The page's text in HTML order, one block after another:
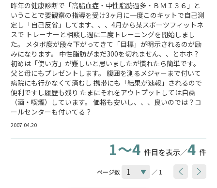
昨年の健康診断で「高脂血症・中性脂肪過多・ＢＭＩ３６」と
いうことで要観察の指導を受け3ヶ月に一度このキットで自己測
定し「自己反省」してます、、、4月から某スポーツフィットネ
スで トレーナーと相談し週に二度トレーニングを開始しまし
た。 メタボ度が段々下がってきて「目標」が明示されるのが励
みになります。 中性脂肪がまだ300を切れません、、とホホ？
初めは「使い方」が難しいと思いましたが慣れたら簡単です。
父と母にもプレゼントします。 腹囲を測るメジャーまで付いて
病院にも行かなくて済むし 携帯にも「結果が速報」されるので
便利ですし履歴も残り たまにそれをアウトプットしては自粛
（酒・喫煙）しています。 価格も安いし、、、良いのでは？コ
ールセンターも付いてる？
2007.04.20
1～4 件目を表示／4 件
ページ数 ／ 1